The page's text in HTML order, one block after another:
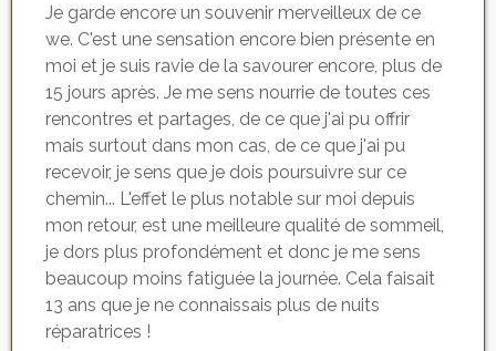
Je garde encore un souvenir merveilleux de ce
we. C'est une sensation encore bien présente en
moi et je suis ravie de la savourer encore, plus de
15 jours après. Je me sens nourrie de toutes ces
rencontres et partages, de ce que j'ai pu offrir
mais surtout dans mon cas, de ce que j'ai pu
recevoir, je sens que je dois poursuivre sur ce
chemin... L'effet le plus notable sur moi depuis
mon retour, est une meilleure qualité de sommeil,
je dors plus profondément et donc je me sens
beaucoup moins fatiguée la journée. Cela faisait
13 ans que je ne connaissais plus de nuits
réparatrices !